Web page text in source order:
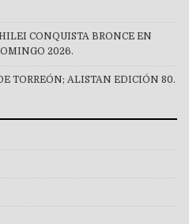
CONQUISTA BRONCE EN
2026.
TORREÓN; ALISTAN EDICIÓN 80.